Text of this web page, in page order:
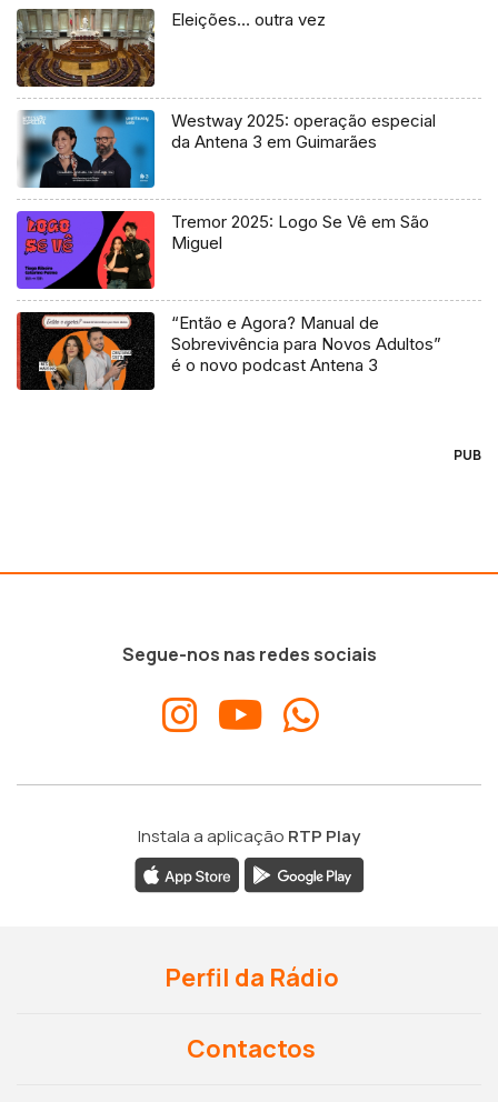
Eleições… outra vez
Westway 2025: operação especial
da Antena 3 em Guimarães
Tremor 2025: Logo Se Vê em São
Miguel
“Então e Agora? Manual de
Sobrevivência para Novos Adultos”
é o novo podcast Antena 3
PUB
Segue-nos nas redes sociais
Instala a aplicação RTP Play
Perfil da Rádio
Contactos